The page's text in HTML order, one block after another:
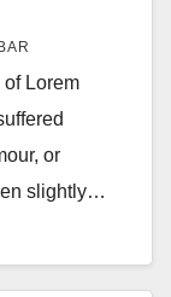
Lorem
or
slightly…